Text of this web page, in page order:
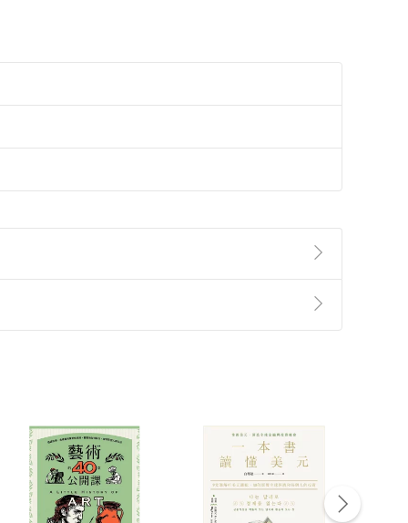
第2條第5款之規定，「非以有形媒介提供之數位
點選「瀏覽訂單明細」 「申請取消訂單/ 退
貨。
付款方式
Payment
完成訂單
Complete